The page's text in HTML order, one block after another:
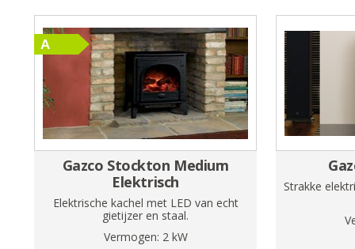
Gazco Stockton Medium
Elektrisch
Elektrische kachel met LED van echt
gietijzer en staal.
Vermogen: 2kW
Strakke